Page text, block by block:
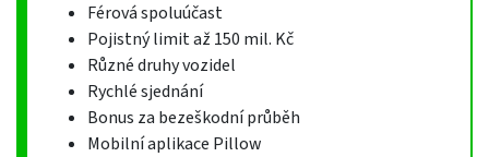
Férová spoluúčast
Pojistný limit až 150 mil. Kč
Různé druhy vozidel
Rychlé sjednání
Bonus za bezeškodní průběh
Mobilní aplikace Pillow